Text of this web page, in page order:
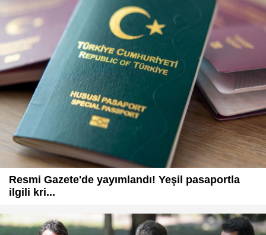
Resmi Gazete'de yayımlandı! Yeşil pasaportla
ilgili kri...